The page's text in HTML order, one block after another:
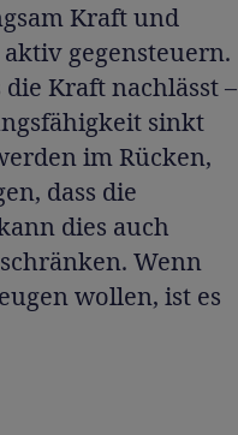
Kraft und
gegensteuern.
Kraft nachlässt –
sinkt
im Rücken,
dass die
dies auch
Wenn
wollen, ist es